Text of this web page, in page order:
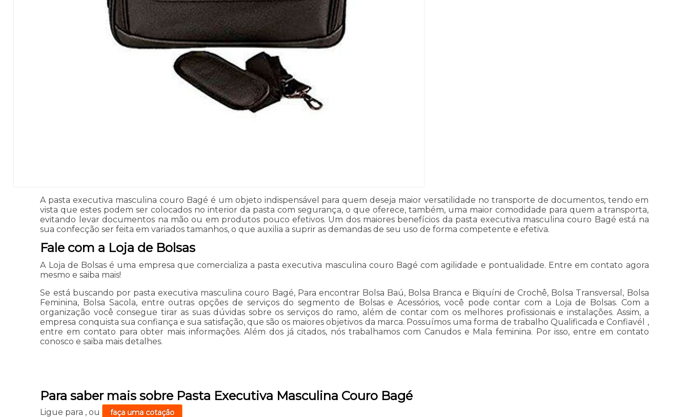
A pasta executiva masculina couro Bagé é um objeto indispensável para quem deseja maior versatilidade no transporte de documentos, tendo em
vista que estes podem ser colocados no interior da pasta com segurança, o que oferece, também, uma maior comodidade para quem a transporta,
evitando levar documentos na mão ou em produtos pouco efetivos. Um dos maiores benefícios da pasta executiva masculina couro Bagé está na
sua confecção ser feita em variados tamanhos, o que auxilia a suprir as demandas de seu uso de forma competente e efetiva.
Fale com a Loja de Bolsas
A Loja de Bolsas é uma empresa que comercializa a pasta executiva masculina couro Bagé com agilidade e pontualidade. Entre em contato agora
mesmo e saiba mais!
Se está buscando por pasta executiva masculina couro Bagé, Para encontrar Bolsa Baú, Bolsa Branca e Biquíni de Crochê, Bolsa Transversal, Bolsa
Feminina, Bolsa Sacola, entre outras opções de serviços do segmento de Bolsas e Acessórios, você pode contar com a Loja de Bolsas. Com a
organização você consegue tirar as suas dúvidas sobre os serviços do ramo, além de contar com os melhores profissionais e instalações. Assim, a
empresa conquista sua confiança e sua satisfação, que são os maiores objetivos da marca. Possuímos uma forma de trabalho Qualificada e Confiavél ,
entre em contato para obter mais informações. Além dos já citados, nós trabalhamos com Canudos e Mala feminina. Por isso, entre em contato
conosco e saiba mais detalhes.
Para saber mais sobre Pasta Executiva Masculina Couro Bagé
Ligue para ,ou faça uma cotação